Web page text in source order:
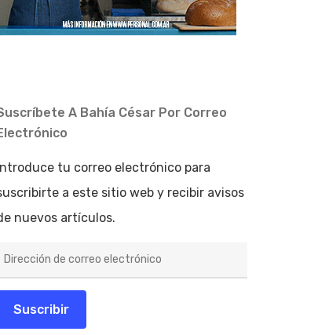
A Bahía César Por Correo
tu correo electrónico para
a este sitio web y recibir avisos
nuevos artículos.
de
electrónico
Suscribir